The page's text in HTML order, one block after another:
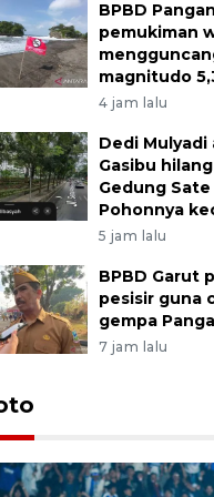
BPBD
pemukiman
magnitudo
4 jam lalu
Dedi
Gasibu
Gedung
Pohonnya
5 jam lalu
BPBD Garut
pesisir guna
gempa
7 jam lalu